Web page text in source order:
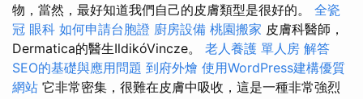
物，當然，最好知道我們自己的皮膚類型是很好的。 全瓷
冠 眼科 如何申請台胞證 廚房設備 桃園搬家 皮膚科醫師，
Dermatica的醫生IldikóVincze。 老人養護 單人房 解答
SEO的基礎與應用問題 到府外燴 使用WordPress建構優質
網站 它非常密集，很難在皮膚中吸收，這是一種非常強烈